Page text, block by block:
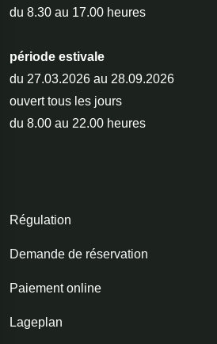
du 8.30 au 17.00 heures
période estivale
du 27.03.2026 au 28.09.2026
ouvert tous les jours
du 8.00 au 22.00 heures
Régulation
Demande de réservation
Paiement online
Lageplan